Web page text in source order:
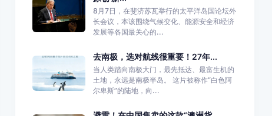
8月7日，在斐济苏瓦举行的太平洋岛国论坛外
长会议，本该围绕气候变化、能源安全和经济
发展等各国最关心的...
去南极，选对航线很重要！27年...
当人类踏向南极大门，最先抵达、最富生机的
土地，永远是南极半岛。 这片被称作“白色阿
尔卑斯”的陆地，向...